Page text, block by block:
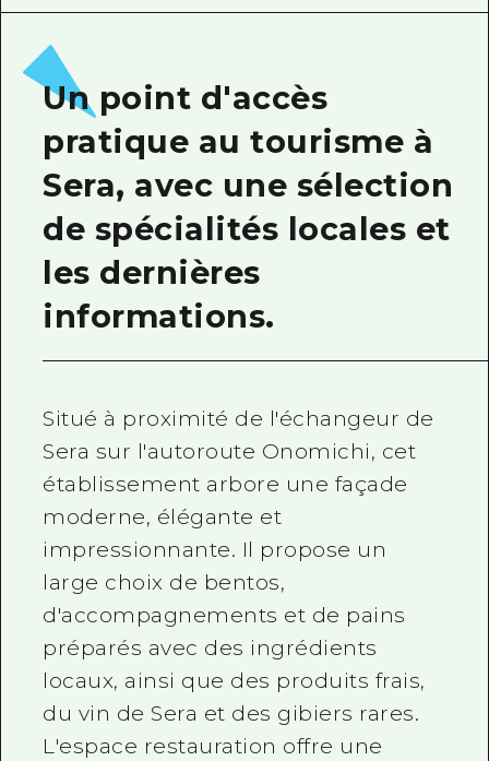
Téléchargement de Photos
Informations sur le transport en
Brochure touristique
Un point d'accès
pratique au tourisme à
Sera, avec une sélection
de spécialités locales et
les dernières
informations.
Situé à proximité de l'échangeur de
Sera sur l'autoroute Onomichi, cet
établissement arbore une façade
moderne, élégante et
impressionnante. Il propose un
large choix de bentos,
d'accompagnements et de pains
préparés avec des ingrédients
locaux, ainsi que des produits frais,
du vin de Sera et des gibiers rares.
L'espace restauration offre une